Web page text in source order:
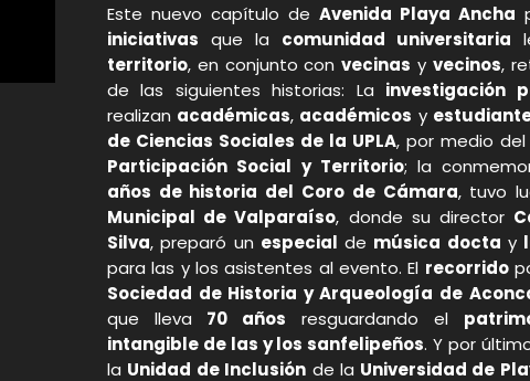
Este nuevo capítulo deAvenida Playa Ancha
iniciativas que la comunidad universitaria
territorio, en conjunto convecinas y vecinos,
de las siguientes historias: La investigación
realizan académicas, académicos y
de Ciencias Sociales de la UPLA, por medio del
Participación Social y Territorio; la
años de historia del Coro de Cámara, tuvo
Municipal de Valparaíso, donde su director
Silva, preparó un especial de música docta y
para las y los asistentes al evento. El recorrido
Sociedad de Historia y Arqueología de
que lleva 70 años resguardando el
intangible de las y los sanfelipeños. Y por
la Unidad de Inclusión de la Universidad de